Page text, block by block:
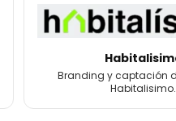
Branding y captación
Habitalisimo.